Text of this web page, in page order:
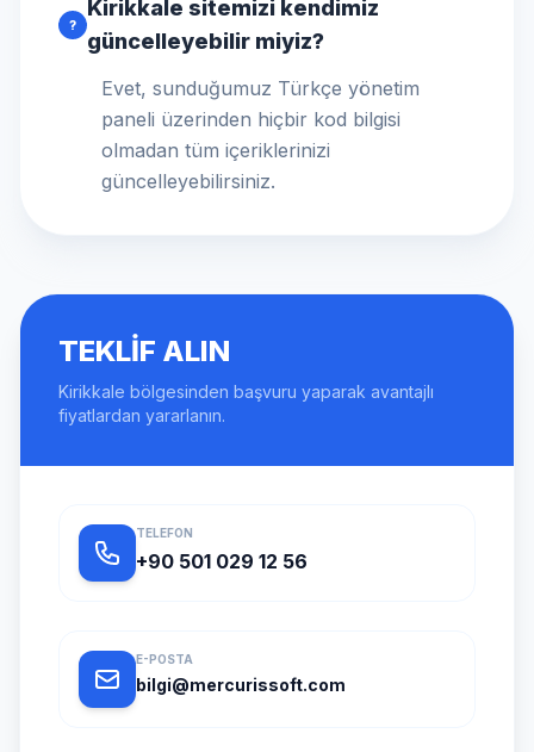
?
Kirikkale sitemizi kendimiz
güncelleyebilir miyiz?
Evet, sunduğumuz Türkçe yönetim
paneli üzerinden hiçbir kod bilgisi
olmadan tüm içeriklerinizi
güncelleyebilirsiniz.
TEKLIF ALIN
Kirikkale bölgesinden başvuru yaparak avantajlı
fiyatlardan yararlanın.
TELEFON
+90 501 029 12 56
E-POSTA
bilgi@mercurissoft.com